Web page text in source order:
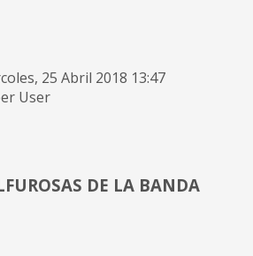
25 Abril 2018 13:47
User
DE LA BANDA